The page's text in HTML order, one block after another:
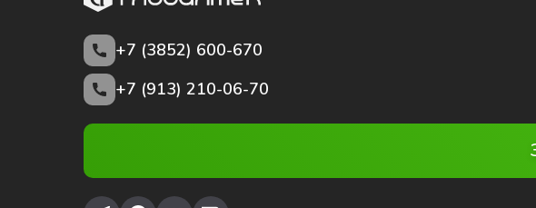
+7 (3852) 600-670
+7 (913) 210-06-70